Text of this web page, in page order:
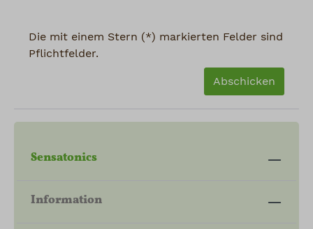
Die mit einem Stern (*) markierten Felder sind
Pflichtfelder.
Abschicken
Sensatonics
Information